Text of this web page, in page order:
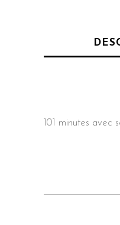
101 minutes avec